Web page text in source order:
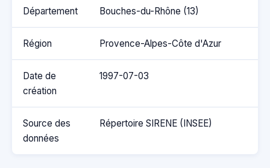
Département Bouches-du-Rhône (13)
Région Provence-Alpes-Côte d'Azur
Date de
création
1997-07-03
Source des
données
Répertoire SIRENE (INSEE)